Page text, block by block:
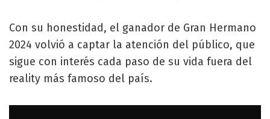
Con su honestidad, el ganador de Gran Hermano
2024 volvió a captar la atención del público, que
sigue con interés cada paso de su vida fuera del
reality más famoso del país.